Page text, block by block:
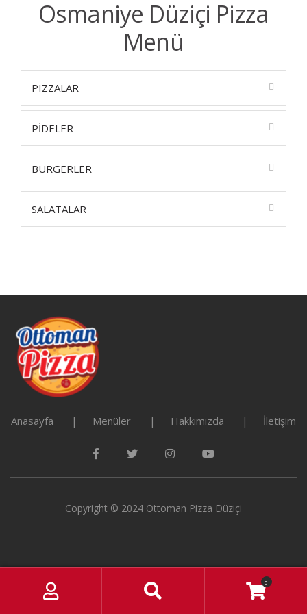
Osmaniye Düziçi Pizza
Menü
PIZZALAR
PİDELER
BURGERLER
SALATALAR
Anasayfa Menüler Hakkımızda İletişim
Copyright © 2024 Ottoman Pizza Düziçi
M 0